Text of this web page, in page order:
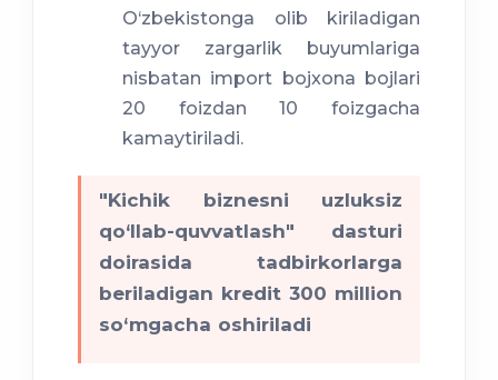
O‘zbekistonga olib kiriladigan
tayyor zargarlik buyumlariga
nisbatan import bojxona bojlari
20 foizdan 10 foizgacha
kamaytiriladi.
"Kichik biznesni uzluksiz
qo‘llab-quvvatlash" dasturi
doirasida tadbirkorlarga
beriladigan kredit 300 million
so‘mgacha oshiriladi